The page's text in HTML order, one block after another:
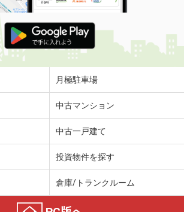
月極駐車場
中古マンション
中古一戸建て
投資物件を探す
倉庫/トランクルーム